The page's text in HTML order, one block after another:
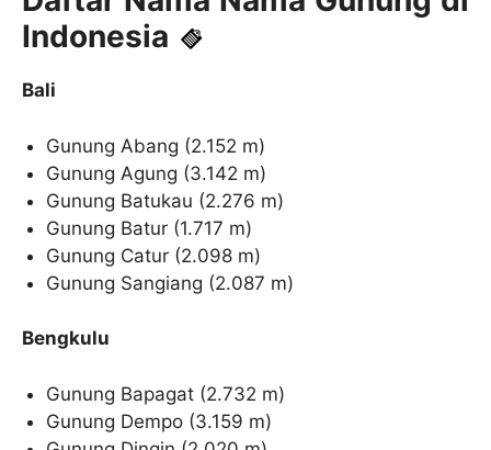
Indonesia
Bali
Gunung Abang (2.152 m)
Gunung Agung (3.142 m)
Gunung Batukau (2.276 m)
Gunung Batur (1.717 m)
Gunung Catur (2.098 m)
Gunung Sangiang (2.087 m)
Bengkulu
Gunung Bapagat (2.732 m)
Gunung Dempo (3.159 m)